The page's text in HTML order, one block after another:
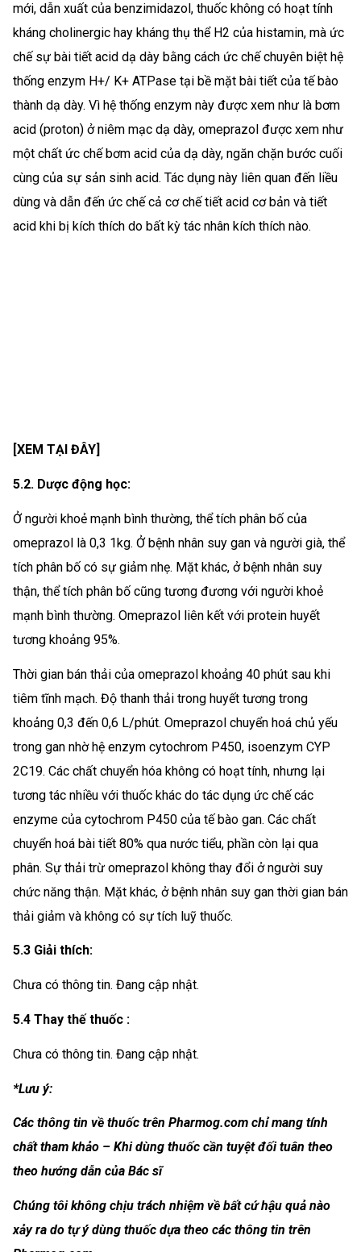
mới, dẫn xuất của benzimidazol, thuốc không có hoạt tính
kháng cholinergic hay kháng thụ thể H2 của histamin, mà ức
chế sự bài tiết acid dạ dày bằng cách ức chế chuyên biệt hệ
thống enzym H+/ K+ ATPase tại bề mặt bài tiết của tế bào
thành dạ dày. Vì hệ thống enzym này được xem như là bơm
acid (proton) ở niêm mạc dạ dày, omeprazol được xem như
một chất ức chế bơm acid của dạ dày, ngăn chặn bước cuối
cùng của sự sản sinh acid. Tác dụng này liên quan đến liều
dùng và dẫn đến ức chế cả cơ chế tiết acid cơ bản và tiết
acid khi bị kích thích do bất kỳ tác nhân kích thích nào.
[XEM TẠI ĐÂY]
5.2. Dược động học:
Ở người khoẻ mạnh bình thường, thể tích phân bố của
omeprazol là 0,3 1kg. Ở bệnh nhân suy gan và người già, thể
tích phân bố có sự giảm nhẹ. Mặt khác, ở bệnh nhân suy
thận, thể tích phân bố cũng tương đương với người khoẻ
mạnh bình thường. Omeprazol liên kết với protein huyết
tương khoảng 95%.
Thời gian bán thải của omeprazol khoảng 40 phút sau khi
tiêm tĩnh mạch. Độ thanh thải trong huyết tương trong
khoảng 0,3 đến 0,6 L/phút. Omeprazol chuyển hoá chủ yếu
trong gan nhờ hệ enzym cytochrom P450, isoenzym CYP
2C19. Các chất chuyển hóa không có hoạt tính, nhưng lại
tương tác nhiều với thuốc khác do tác dụng ức chế các
enzyme của cytochrom P450 của tế bào gan. Các chất
chuyển hoá bài tiết 80% qua nước tiểu, phần còn lại qua
phân. Sự thải trừ omeprazol không thay đổi ở người suy
chức năng thận. Mặt khác, ở bệnh nhân suy gan thời gian bán
thải giảm và không có sự tích luỹ thuốc.
5.3 Giải thích:
Chưa có thông tin. Đang cập nhật.
5.4 Thay thế thuốc :
Chưa có thông tin. Đang cập nhật.
*Lưu ý:
Các thông tin về thuốc trên Pharmog.com chỉ mang tính
chất tham khảo – Khi dùng thuốc cần tuyệt đối tuân theo
theo hướng dẫn của Bác sĩ
Chúng tôi không chịu trách nhiệm về bất cứ hậu quả nào
xảy ra do tự ý dùng thuốc dựa theo các thông tin trên